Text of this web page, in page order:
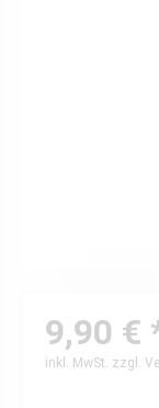
9,90 €
inkl. MwSt. zzgl.